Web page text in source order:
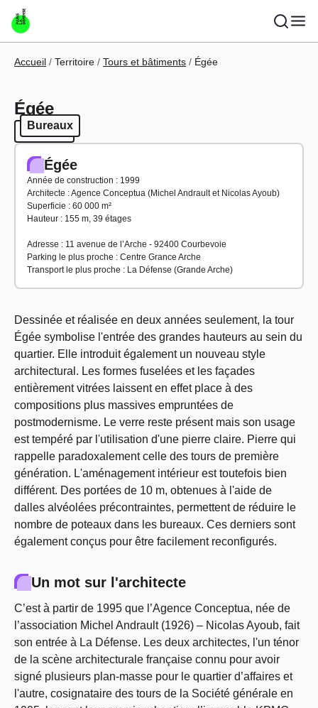
Aller au contenu principal
Fil d'Ariane
Accueil Territoire Tours et bâtiments Égée
Égée
Bureaux
Bureaux
Égée
Année de construction : 1999
Architecte : Agence Conceptua (Michel Andrault et Nicolas Ayoub)
Superficie : 60 000 m²
Hauteur : 155 m, 39 étages
Adresse : 11 avenue de l’Arche - 92400 Courbevoie
Parking le plus proche : Centre Grance Arche
Transport le plus proche : La Défense (Grande Arche)
Dessinée et réalisée en deux années seulement, la tour
Égée symbolise l'entrée des grandes hauteurs au sein du
quartier. Elle introduit également un nouveau style
architectural. Les formes fuselées et les façades
entièrement vitrées laissent en effet place à des
compositions plus massives empruntées de
postmodernisme. Le verre reste présent mais son usage
est tempéré par l'utilisation d'une pierre claire. Pierre qui
rappelle paradoxalement celle des tours de première
génération. L'aménagement intérieur est toutefois bien
différent. Des portées de 10 m, obtenues à l'aide de
dalles alvéolées précontraintes, permettent de réduire le
nombre de poteaux dans les bureaux. Ces derniers sont
également conçus pour être facilement reconfigurés.
Un mot sur l'architecte
C’est à partir de 1995 que l’Agence Conceptua, née de
l’association Michel Andrault (1926) – Nicolas Ayoub, fait
son entrée à La Défense. Les deux architectes, l'un ténor
de la scène architecturale française connu pour avoir
signé plusieurs plan-masse pour le quartier d’affaires et
l'autre, cosignataire des tours de la Société générale en